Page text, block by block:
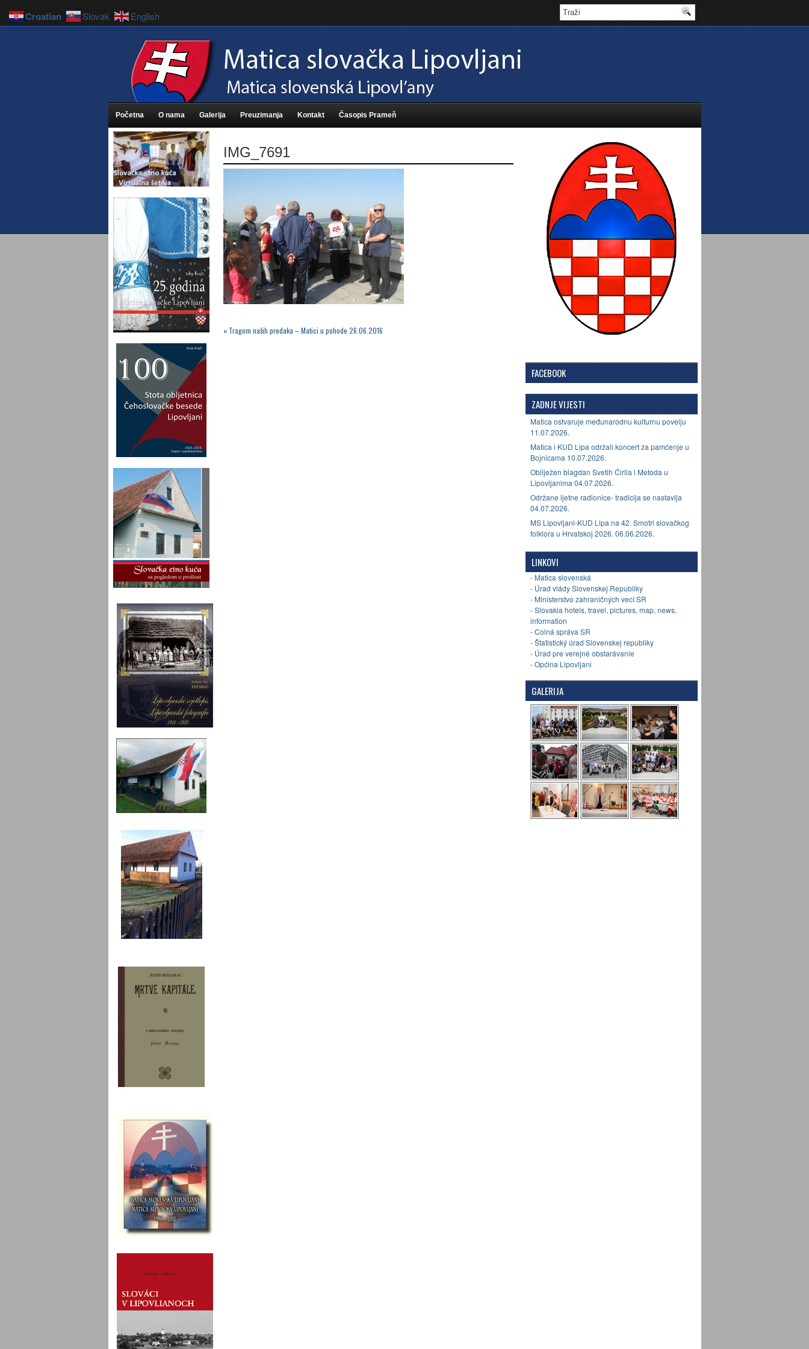
Početna O nama Galerija Preuzimanja Kontakt Časopis Prameň
IMG_7691
« Tragom naših predaka – Matici u pohode 26.06.2016
FACEBOOK
ZADNJE VIJESTI
Matica ostvaruje međunarodnu kulturnu povelju
11.07.2026.
Matica i KUD Lipa održali koncert za pamćenje u
Bojnicama 10.07.2026.
Obilježen blagdan Svetih Ćirila i Metoda u
Lipovljanima 04.07.2026.
Održane ljetne radionice- tradicija se nastavlja
04.07.2026.
MS Lipovljani-KUD Lipa na 42. Smotri slovačkog
folklora u Hrvatskoj 2026. 06.06.2026.
LINKOVI
- Matica slovenská
- Úrad vlády Slovenskej Republiky
- Ministerstvo zahraničných vecí SR
- Slovakia hotels, travel, pictures, map, news,
information
- Colná správa SR
- Štatistický úrad Slovenskej republiky
- Úrad pre verejné obstarávanie
- Općina Lipovljani
GALERIJA
Croatian Slovak English